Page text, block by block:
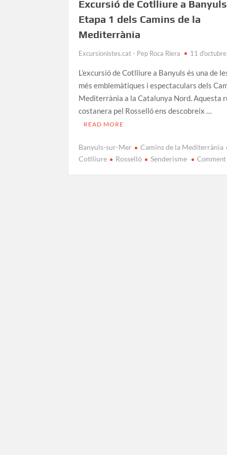
Excursió de Cotlliure a
Etapa 1 dels Camins de la
Mediterrània
Excursionistes.cat - Pep Roca Riera 11
L’excursió de Cotlliure a Banyuls és una de
més emblemàtiques i espectaculars dels
Mediterrània a la Catalunya Nord. Aquesta
costanera pel Rosselló ens descobreix …
READ MORE
Banyuls-sur-Mer
Camins de la Mediterrània
Cotlliure
Rosselló Senderisme Comment